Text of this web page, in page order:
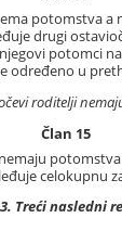
potomstva a
drugi
potomci
određeno u
roditelji
Član 15
celokupnu
3. Treći nasledni